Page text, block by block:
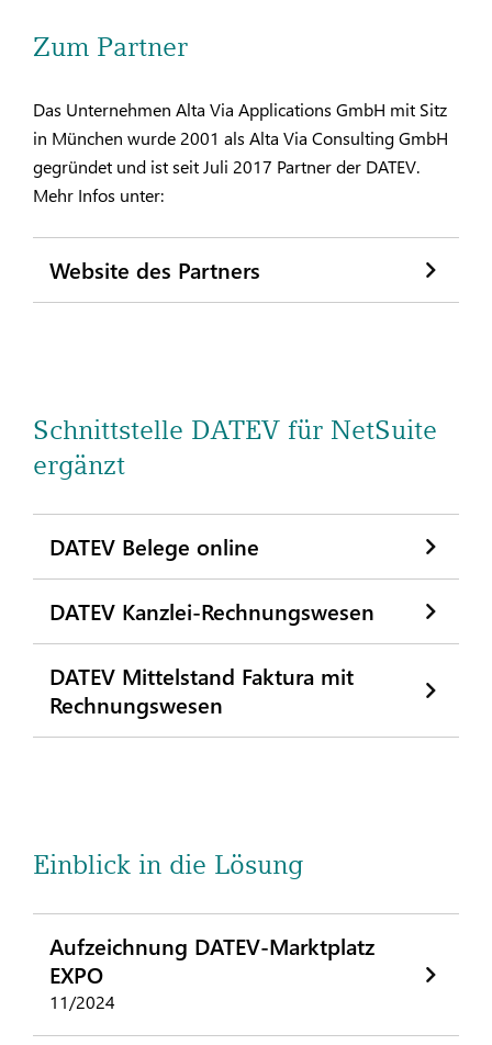
Zum Partner
Das Unternehmen Alta Via Applications GmbH mit Sitz
in München wurde 2001 als Alta Via Consulting GmbH
gegründet und ist seit Juli 2017 Partner der DATEV.
Mehr Infos unter:
Website des Partners
Schnittstelle DATEV für NetSuite
ergänzt
DATEV Belege online
DATEV Kanzlei-Rechnungswesen
DATEV Mittelstand Faktura mit
Rechnungswesen
Einblick in die Lösung
Aufzeichnung DATEV-Marktplatz
EXPO
11/2024